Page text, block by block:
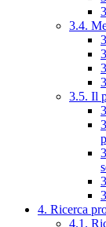
3.4.
3.5. Il
4. Ricerca
4.1.